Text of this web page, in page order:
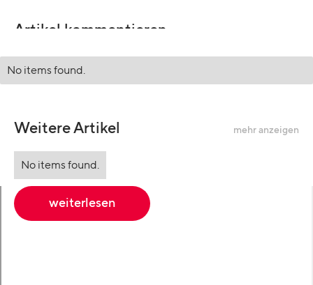
Artikel kommentieren
No items found.
Weitere Artikel mehr anzeigen
No items found.
weiterlesen